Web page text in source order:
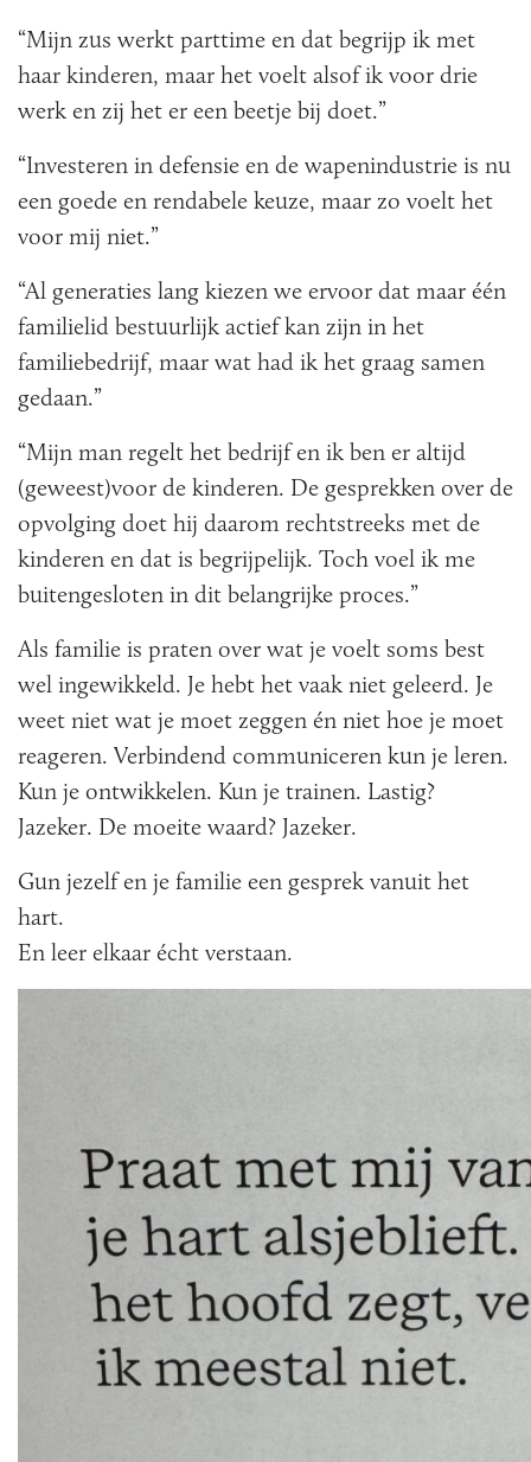
“Mijn zus werkt parttime en dat begrijp ik met
haar kinderen, maar het voelt alsof ik voor drie
werk en zij het er een beetje bij doet.”
“Investeren in defensie en de wapenindustrie is nu
een goede en rendabele keuze, maar zo voelt het
voor mij niet.”
“Al generaties lang kiezen we ervoor dat maar één
familielid bestuurlijk actief kan zijn in het
familiebedrijf, maar wat had ik het graag samen
gedaan.”
“Mijn man regelt het bedrijf en ik ben er altijd
(geweest)voor de kinderen. De gesprekken over de
opvolging doet hij daarom rechtstreeks met de
kinderen en dat is begrijpelijk. Toch voel ik me
buitengesloten in dit belangrijke proces.”
Als familie is praten over wat je voelt soms best
wel ingewikkeld. Je hebt het vaak niet geleerd. Je
weet niet wat je moet zeggen én niet hoe je moet
reageren. Verbindend communiceren kun je leren.
Kun je ontwikkelen. Kun je trainen. Lastig?
Jazeker. De moeite waard? Jazeker.
Gun jezelf en je familie een gesprek vanuit het
hart.
En leer elkaar écht verstaan.